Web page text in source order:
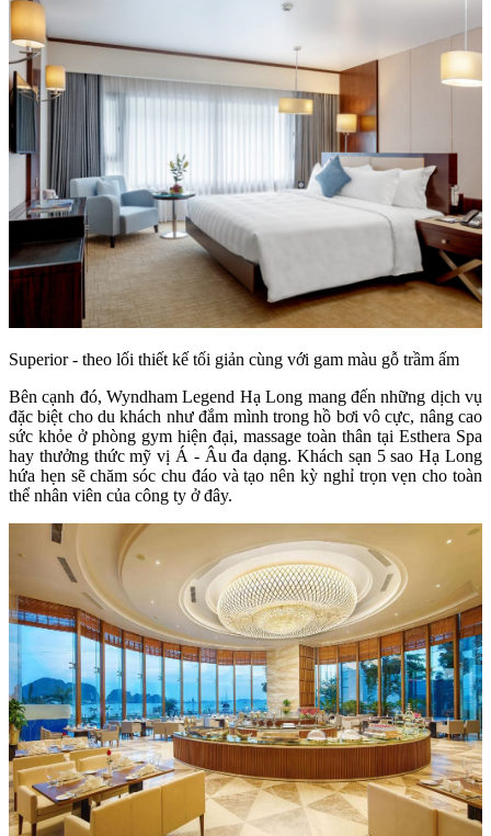
Superior - theo lối thiết kế tối giản cùng với gam màu gỗ trầm ấm
Bên cạnh đó, Wyndham Legend Hạ Long mang đến những dịch vụ
đặc biệt cho du khách như đắm mình trong hồ bơi vô cực, nâng cao
sức khỏe ở phòng gym hiện đại, massage toàn thân tại Esthera Spa
hay thưởng thức mỹ vị Á - Âu đa dạng. Khách sạn 5 sao Hạ Long
hứa hẹn sẽ chăm sóc chu đáo và tạo nên kỳ nghỉ trọn vẹn cho toàn
thể nhân viên của công ty ở đây.